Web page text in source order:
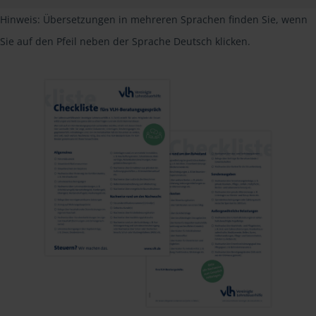
Hinweis: Übersetzungen in mehreren Sprachen finden Sie, wenn
Sie auf den Pfeil neben der Sprache Deutsch klicken.